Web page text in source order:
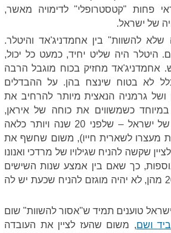
פחות "קטסטרופלי" לדימויה מאשר,
של ישראל.
להשוות" בין אחמדניג'אד והיטלר.
היטלר היה שליט יחיד, כמעט כל יכול,
אחמדניג'אד מחזיק בכוח מוגבל הרבה
לא בטוח שינצח בהן. על ההבדלים
גרמניה הנאצית מיותר להרחיב את
כשמשווים את כוחה של איראן,
מעצמה גרעינית בהתהוות, ובין כוחה של ישראל – שלפני 20 שנה ויותר כלאה
את מעצרו לשארית חייו), משום שחשף את
גרעין. יש לציין שקשה להניח שגילויו של מרדכי ואנונו
כך שאם בין אמצע שנות השישים
ואמצע שנות השמונים יצרה ישראל 200 מהן, לא יהיה מוגזם להניח שכעת יש לה
טוענים תמיד ש"אסור להשוות" שום
ושם, משום שהעז לציין את העובדה